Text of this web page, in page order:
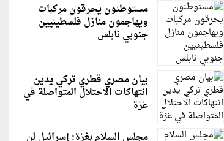
مستوطنون يحرقون مركبات
ويهاجمون منازل فلسطينيين
جنوبي نابلس
بيان مصري قطري تركي يدين
انتهاكات الاحتلال المتواصلة في
غزة